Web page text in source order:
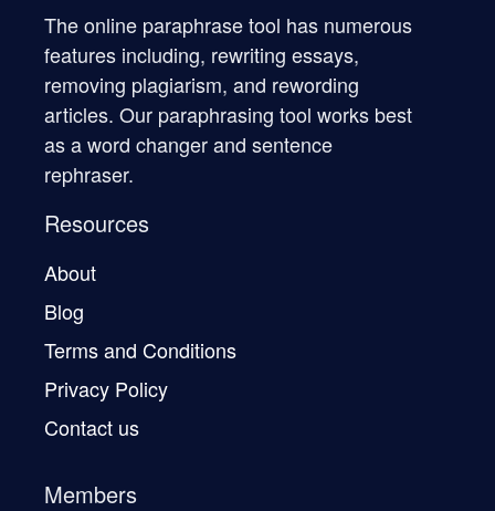
The online paraphrase tool has numerous
features including, rewriting essays,
removing plagiarism, and rewording
articles. Our paraphrasing tool works best
as a word changer and sentence
rephraser.
Resources
About
Blog
Terms and Conditions
Privacy Policy
Contact us
Members